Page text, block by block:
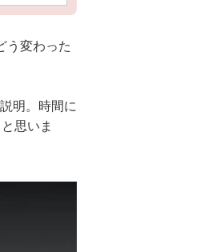
う変わった
明。時間に
思いま